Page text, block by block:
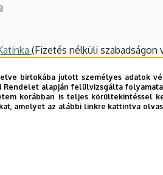
(Fizetés nélküli szabadságon
birtokába jutott személyes adatok
alapján felülvizsgálta
korábban is teljes körültekintéssel
amelyet az alábbi linkre kattintva